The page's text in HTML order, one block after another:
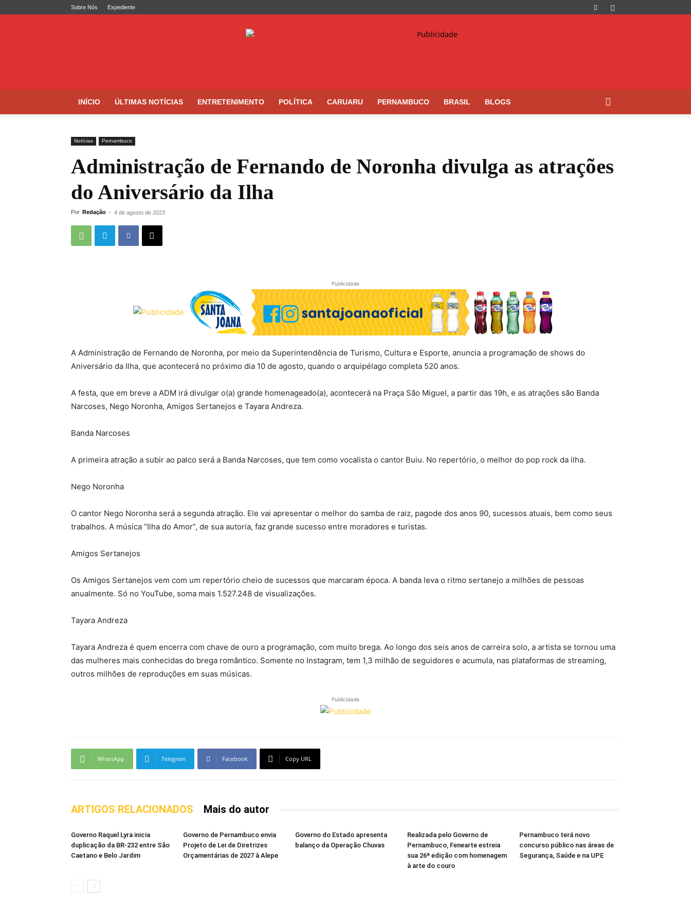
Sobre Nós Expediente
INÍCIO ÚLTIMAS NOTÍCIAS ENTRETENIMENTO POLÍTICA CARUARU PERNAMBUCO BRASIL BLOGS
Notícias Pernambuco
Administração de Fernando de Noronha divulga as atrações
do Aniversário da Ilha
Por Redação - 4 de agosto de 2023
Publicidade
A Administração de Fernando de Noronha, por meio da Superintendência de Turismo, Cultura e Esporte, anuncia a programação de shows do
Aniversário da Ilha, que acontecerá no próximo dia 10 de agosto, quando o arquipélago completa 520 anos.
A festa, que em breve a ADM irá divulgar o(a) grande homenageado(a), acontecerá na Praça São Miguel, a partir das 19h, e as atrações são Banda
Narcoses, Nego Noronha, Amigos Sertanejos e Tayara Andreza.
Banda Narcoses
A primeira atração a subir ao palco será a Banda Narcoses, que tem como vocalista o cantor Buiu. No repertório, o melhor do pop rock da ilha.
Nego Noronha
O cantor Nego Noronha será a segunda atração. Ele vai apresentar o melhor do samba de raiz, pagode dos anos 90, sucessos atuais, bem como seus
trabalhos. A música “Ilha do Amor”, de sua autoria, faz grande sucesso entre moradores e turistas.
Amigos Sertanejos
Os Amigos Sertanejos vem com um repertório cheio de sucessos que marcaram época. A banda leva o ritmo sertanejo a milhões de pessoas
anualmente. Só no YouTube, soma mais 1.527.248 de visualizações.
Tayara Andreza
Tayara Andreza é quem encerra com chave de ouro a programação, com muito brega. Ao longo dos seis anos de carreira solo, a artista se tornou uma
das mulheres mais conhecidas do brega romântico. Somente no Instagram, tem 1,3 milhão de seguidores e acumula, nas plataformas de streaming,
outros milhões de reproduções em suas músicas.
Publicidade
WhatsApp Telegram Facebook Copy URL
ARTIGOS RELACIONADOS Mais do autor
Governo Raquel Lyra inicia
duplicação da BR-232 entre São
Caetano e Belo Jardim
Governo de Pernambuco envia
Projeto de Lei de Diretrizes
Orçamentárias de 2027 à Alepe
Governo do Estado apresenta
balanço da Operação Chuvas
Realizada pelo Governo de
Pernambuco, Fenearte estreia
sua 26ª edição com homenagem
à arte do couro
Pernambuco terá novo
concurso público nas áreas de
Segurança, Saúde e na UPE